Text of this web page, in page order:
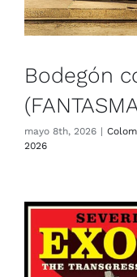
Bodegón
mayo 8th, 2026 |
2026